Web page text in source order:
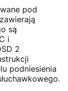
pod
są
i
2
podniesienia